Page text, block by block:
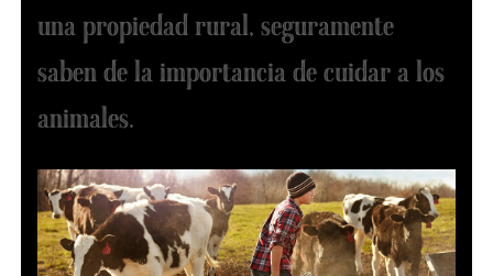
una propiedad rural, seguramente
saben de la importancia de cuidar a los
animales.